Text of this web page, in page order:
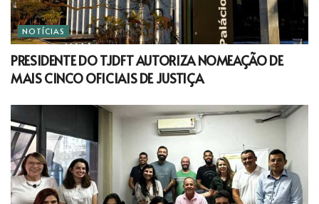
NOTÍCIAS
PRESIDENTE DO TJDFT AUTORIZA NOMEAÇÃO DE
MAIS CINCO OFICIAIS DE JUSTIÇA